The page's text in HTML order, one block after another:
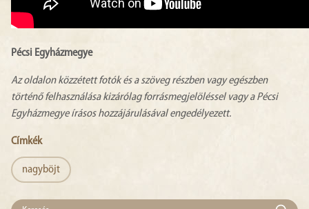
Pécsi Egyházmegye
Az oldalon közzétett fotók és a szöveg részben vagy egészben
történő felhasználása kizárólag forrásmegjelöléssel vagy a Pécsi
Egyházmegye írásos hozzájárulásával engedélyezett.
Címkék
nagyböjt